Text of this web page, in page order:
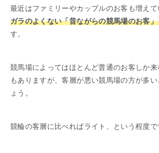
最近はファミリーやカップルのお客も増えて
ガラのよくない「昔ながらの競馬場のお客
す。
競馬場によってはほとんど普通のお客しか
もありますが、客層が悪い競馬場の方が多
ょう。
競輪の客層に比べればライト、という程度で